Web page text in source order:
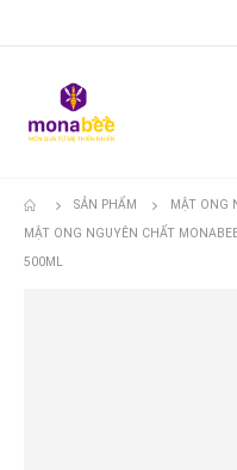
SẢN PHẨM
MẬT ONG
MẬT ONG NGUYÊN CHẤT
500ML